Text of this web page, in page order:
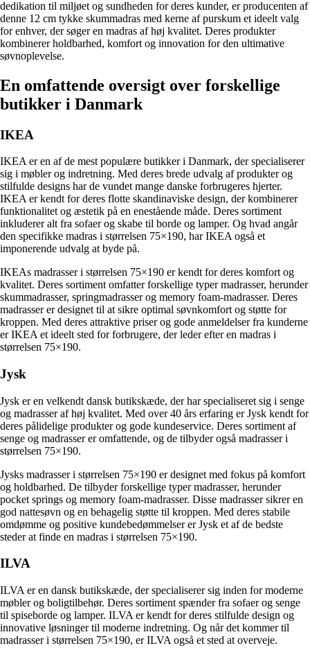
dedikation til miljøet og sundheden for deres kunder, er producenten af
​​denne 12 cm tykke skummadras med kerne af purskum et ideelt valg
for enhver, der søger en madras af høj kvalitet. Deres produkter
kombinerer holdbarhed, komfort og innovation for den ultimative
søvnoplevelse.
En omfattende oversigt over forskellige
butikker i Danmark
IKEA
IKEA er en af de mest populære butikker i Danmark, der specialiserer
sig i møbler og indretning. Med deres brede udvalg af produkter og
stilfulde designs har de vundet mange danske forbrugeres hjerter.
IKEA er kendt for deres flotte skandinaviske design, der kombinerer
funktionalitet og æstetik på en enestående måde. Deres sortiment
inkluderer alt fra sofaer og skabe til borde og lamper. Og hvad angår
den specifikke madras i størrelsen 75×190, har IKEA også et
imponerende udvalg at byde på.
IKEAs madrasser i størrelsen 75×190 er kendt for deres komfort og
kvalitet. Deres sortiment omfatter forskellige typer madrasser, herunder
skummadrasser, springmadrasser og memory foam-madrasser. Deres
madrasser er designet til at sikre optimal søvnkomfort og støtte for
kroppen. Med deres attraktive priser og gode anmeldelser fra kunderne
er IKEA et ideelt sted for forbrugere, der leder efter en madras i
størrelsen 75×190.
Jysk
Jysk er en velkendt dansk butikskæde, der har specialiseret sig i senge
og madrasser af høj kvalitet. Med over 40 års erfaring er Jysk kendt for
deres pålidelige produkter og gode kundeservice. Deres sortiment af
senge og madrasser er omfattende, og de tilbyder også madrasser i
størrelsen 75×190.
Jysks madrasser i størrelsen 75×190 er designet med fokus på komfort
og holdbarhed. De tilbyder forskellige typer madrasser, herunder
pocket springs og memory foam-madrasser. Disse madrasser sikrer en
god nattesøvn og en behagelig støtte til kroppen. Med deres stabile
omdømme og positive kundebedømmelser er Jysk et af de bedste
steder at finde en madras i størrelsen 75×190.
ILVA
ILVA er en dansk butikskæde, der specialiserer sig inden for moderne
møbler og boligtilbehør. Deres sortiment spænder fra sofaer og senge
til spiseborde og lamper. ILVA er kendt for deres stilfulde design og
innovative løsninger til moderne indretning. Og når det kommer til
madrasser i størrelsen 75×190, er ILVA også et sted at overveje.